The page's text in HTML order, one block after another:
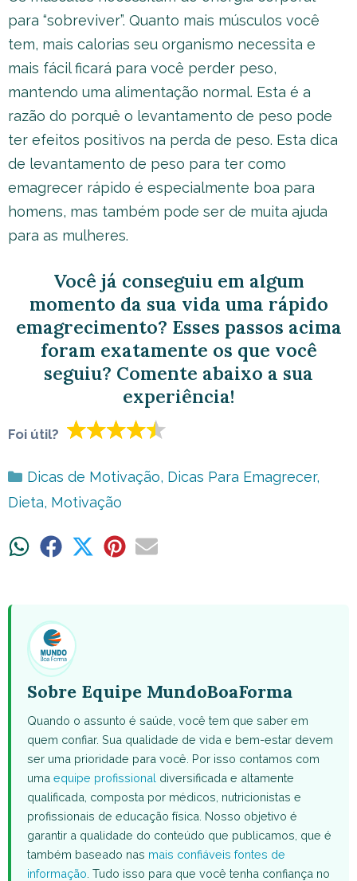
para “sobreviver”. Quanto mais músculos você
tem, mais calorias seu organismo necessita e
mais fácil ficará para você perder peso,
mantendo uma alimentação normal. Esta é a
razão do porquê o levantamento de peso pode
ter efeitos positivos na perda de peso. Esta dica
de levantamento de peso para ter como
emagrecer rápido é especialmente boa para
homens, mas também pode ser de muita ajuda
para as mulheres.
Você já conseguiu em algum
momento da sua vida uma rápido
emagrecimento? Esses passos acima
foram exatamente os que você
seguiu? Comente abaixo a sua
experiência!
Foi útil?
Categorias
Dicas de Motivação, Dicas Para Emagrecer,
Dieta, Motivação
ShareShare ShareShareShare
Sobre Equipe MundoBoaForma
Quando o assunto é saúde, você tem que saber em
quem confiar. Sua qualidade de vida e bem-estar devem
ser uma prioridade para você. Por isso contamos com
uma equipe profissional diversificada e altamente
qualificada, composta por médicos, nutricionistas e
profissionais de educação física. Nosso objetivo é
garantir a qualidade do conteúdo que publicamos, que é
também baseado nas mais confiáveis fontes de
informação . Tudo isso para que você tenha confiança no